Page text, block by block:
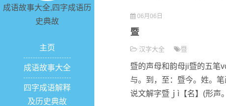
成语故事大全,四字成语历
史典故
主页
成语故事大全
四字成语解释
及历史典故
06月06日
暨
汉字大全 暨
暨的声母和韵母ji暨的五笔
与。到，至：暨今。姓。
说文解字暨ｊì【名】(形声